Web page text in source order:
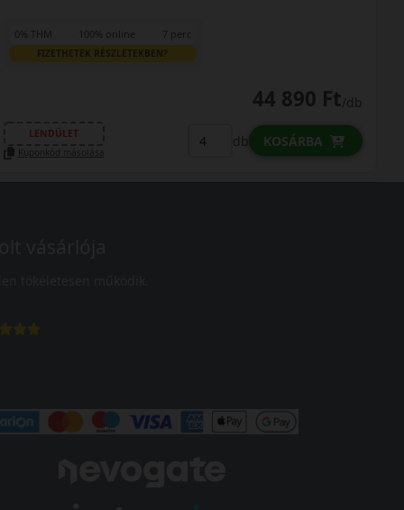
0% THM 100% online 7 perc
FIZETHETEK RÉSZLETEKBEN?
44 890 Ft/db
LENDÜLET
Kuponkód másolása
db KOSÁRBA